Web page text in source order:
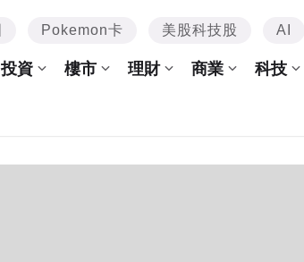
Pokemon卡 美股科技股 AI
投資 樓市 理財 商業 科技